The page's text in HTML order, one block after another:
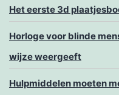
Het eerste 3d
Horloge voor blinde
wijze weergeeft
Hulpmiddelen moeten